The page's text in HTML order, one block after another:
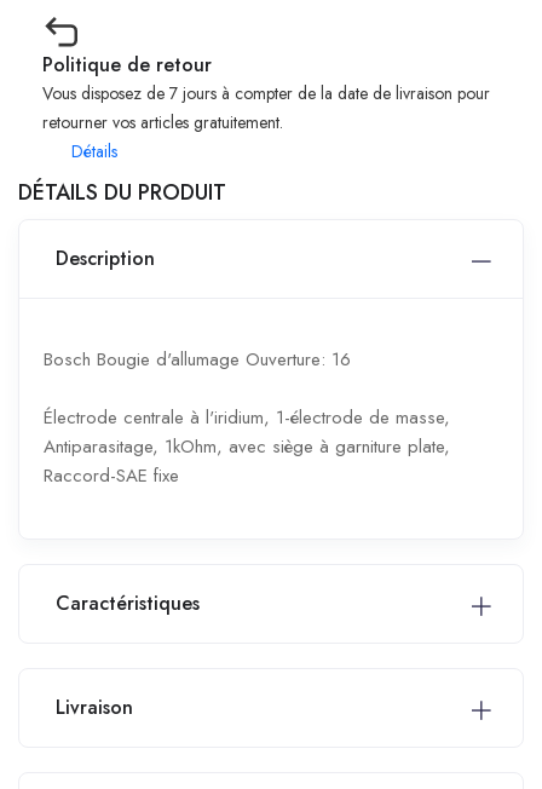
Politique de retour
Vous disposez de 7 jours à compter de la date de livraison pour
retourner vos articles gratuitement.
Détails
DÉTAILS DU PRODUIT
Description
Bosch Bougie d'allumage Ouverture: 16
Électrode centrale à l'iridium, 1-électrode de masse,
Antiparasitage, 1kOhm, avec siège à garniture plate,
Raccord-SAE fixe
Caractéristiques
Livraison